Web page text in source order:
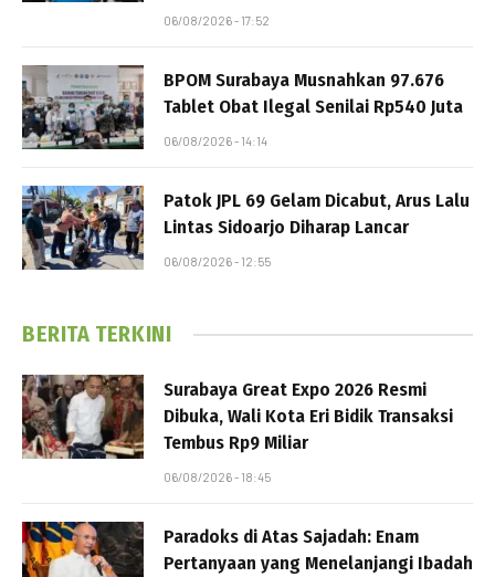
06/08/2026 - 17:52
BPOM Surabaya Musnahkan 97.676
Tablet Obat Ilegal Senilai Rp540 Juta
06/08/2026 - 14:14
Patok JPL 69 Gelam Dicabut, Arus Lalu
Lintas Sidoarjo Diharap Lancar
06/08/2026 - 12:55
BERITA TERKINI
Surabaya Great Expo 2026 Resmi
Dibuka, Wali Kota Eri Bidik Transaksi
Tembus Rp9 Miliar
06/08/2026 - 18:45
Paradoks di Atas Sajadah: Enam
Pertanyaan yang Menelanjangi Ibadah